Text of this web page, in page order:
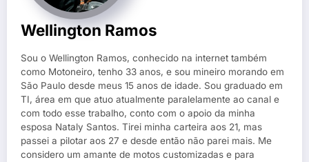
Wellington Ramos
Sou o Wellington Ramos, conhecido na internet também
como Motoneiro, tenho 33 anos, e sou mineiro morando em
São Paulo desde meus 15 anos de idade. Sou graduado em
TI, área em que atuo atualmente paralelamente ao canal e
com todo esse trabalho, conto com o apoio da minha
esposa Nataly Santos. Tirei minha carteira aos 21, mas
passei a pilotar aos 27 e desde então não parei mais. Me
considero um amante de motos customizadas e para